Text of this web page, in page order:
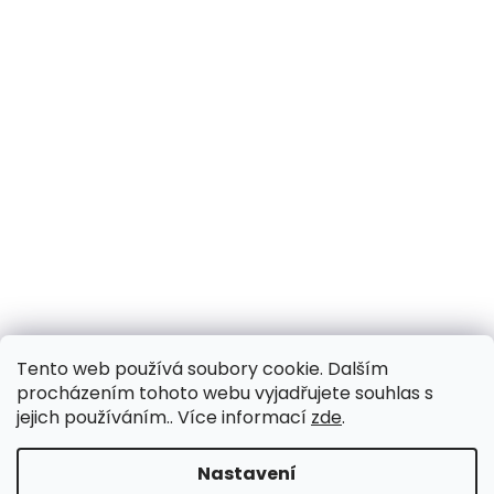
Tento web používá soubory cookie. Dalším
procházením tohoto webu vyjadřujete souhlas s
jejich používáním.. Více informací zde.
Nastavení
Vytvořil Shoptet